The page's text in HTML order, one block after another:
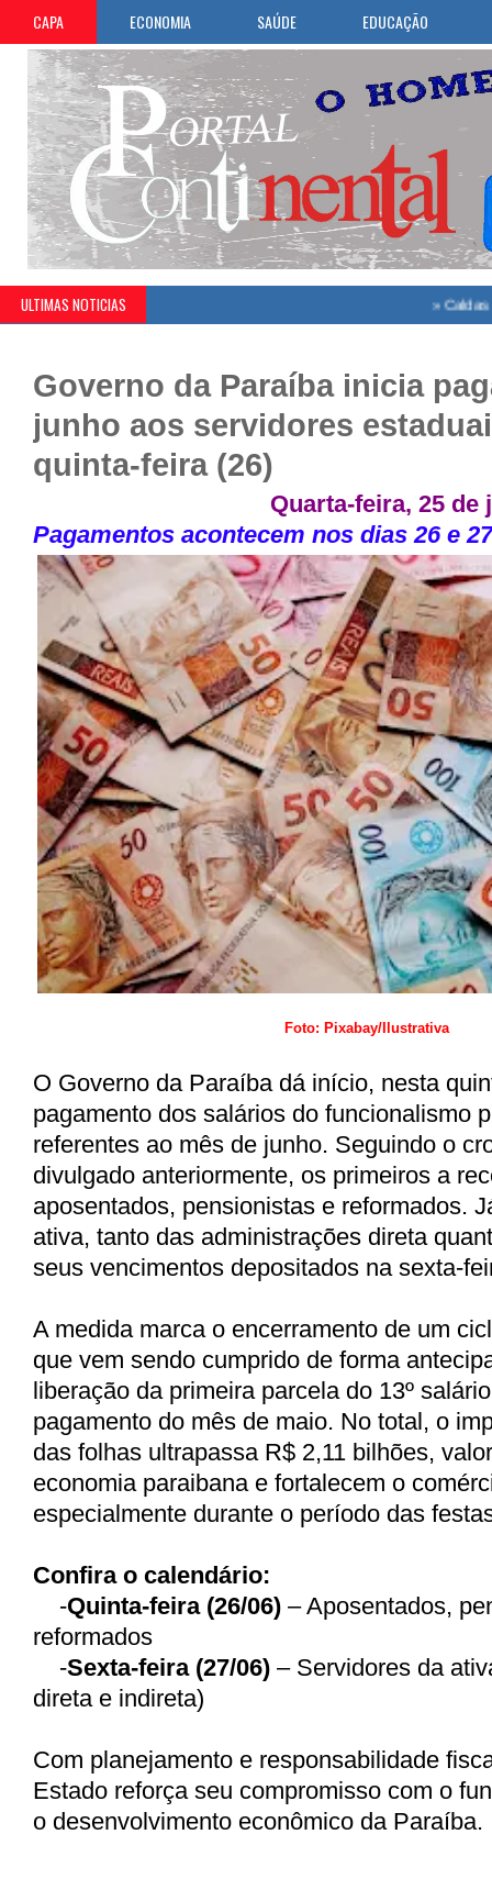
CAPA ECONOMIA SAÚDE EDUCAÇÃO
ULTIMAS NOTICIAS Caldas
Governo da Paraíba inicia
junho aos servidores
quinta-feira (26)
Quarta-feira, 25 de
Pagamentos acontecem nos dias 26 e 27
Foto: Pixabay/Ilustrativa
O Governo da Paraíba dá início, nesta
pagamento dos salários do funcionalismo
referentes ao mês de junho. Seguindo o
divulgado anteriormente, os primeiros a
aposentados, pensionistas e reformados.
ativa, tanto das administrações direta
seus vencimentos depositados na sexta-
A medida marca o encerramento de um
que vem sendo cumprido de forma
liberação da primeira parcela do 13º
pagamento do mês de maio. No total, o
das folhas ultrapassa R$ 2,11 bilhões,
economia paraibana e fortalecem o
especialmente durante o período das
Confira o calendário:
-Quinta-feira (26/06) – Aposentados,
reformados
-Sexta-feira (27/06) – Servidores da
direta e indireta)
Com planejamento e responsabilidade
Estado reforça seu compromisso com o
o desenvolvimento econômico da Paraíba.